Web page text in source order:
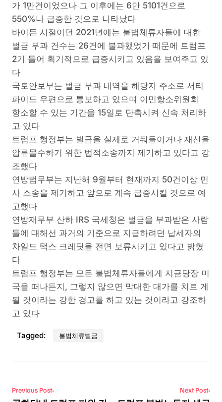
가 1만건이었으나 그 이후에는 6만 5101건으로
550%나 급증한 것으로 나타났다
바이든 시절이던 2021년에는 불법체류자들에 대한
벌금 부과 건수는 26건에 불과했었기 때문에 트럼프
2기 들어 획기적으로 급증시키고 있음을 보여주고 있
다
국토안보부는 벌금 부과 내역을 해당자 주소로 서티
파이드 우편으로 통보하고 있으며 이민항소위원회
항소할 수 있는 기간을 15일로 단축시켜 신속 처리하
고 있다
트럼프 행정부는 벌금을 실제로 거둬들이거나 재산을
압류몰수하기 위한 법적소송까지 제기하고 있다고 강
조했다
연방법무부는 지난해 9월부터 현재까지 50건이상 민
사 소송을 제기하고 앞으로 계속 급증시킬 것으로 예
고했다
연방재무부 산하 IRS 국세청은 벌금을 부과받은 사람
들에 대해선 과거의 기준으로 지급하려던 납세자의
차일드 택스 크레딧을 전면 보류시키고 있다고 밝혔
다
트럼프 행정부는 모든 불법체류자들에게 지금당장 미
국을 떠나든지, 그렇지 않으면 막대한 대가를 치르 게
될 것이라는 강한 경고를 하고 있는 것이라고 강조하
고 있다
Tagged: 불법체류벌금
Post navigation
Previous Post: Next Post: